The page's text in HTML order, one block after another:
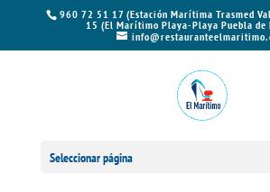
960 72 51 17 (Estación Marítima Trasmed
15 (El Marítimo Playa-Playa Puebla de
Seleccionar página